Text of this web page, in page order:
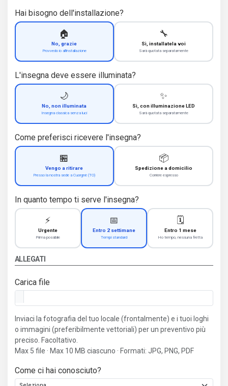
Hai bisogno dell'installazione?
🏠
No, grazie
Provvedo io all'installazione
🔧
Sì, installatela voi
Sarà quotata separatamente
L'insegna deve essere illuminata?
🌙
No, non illuminata
Insegna classica senza luci
✨
Sì, con illuminazione LED
Sarà quotata separatamente
Come preferisci ricevere l'insegna?
🏪
Vengo a ritirare
Presso la nostra sede a Cuorgnè (TO)
📦
Spedizione a domicilio
Corriere espresso
In quanto tempo ti serve l'insegna?
⚡
Urgente
Prima possibile
📅
Entro 2 settimane
Tempi standard
🗓️
Entro 1 mese
Ho tempo, nessuna fretta
ALLEGATI
Carica file
Inviaci la fotografia del tuo locale (frontalmente) e i tuoi loghi
o immagini (preferibilmente vettoriali) per un preventivo più
preciso. Facoltativo.
Max 5 file · Max 10 MB ciascuno · Formati: JPG, PNG, PDF
Come ci hai conosciuto?